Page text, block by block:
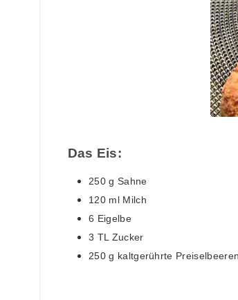
Das Eis:
250 g Sahne
120 ml Milch
6 Eigelbe
3 TL Zucker
250 g kaltgerührte Preiselbeeren